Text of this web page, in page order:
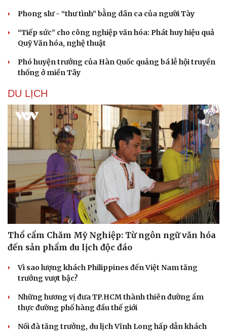
Phong slư - “thư tình” bằng dân ca của người Tày
“Tiếp sức” cho công nghiệp văn hóa: Phát huy hiệu quả
Quỹ Văn hóa, nghệ thuật
Phó huyện trưởng của Hàn Quốc quảng bá lễ hội truyền
thống ở miền Tây
DU LỊCH
Thổ cẩm Chăm Mỹ Nghiệp: Từ ngôn ngữ văn hóa
đến sản phẩm du lịch độc đáo
Vì sao lượng khách Philippines đến Việt Nam tăng
trưởng vượt bậc?
Những hương vị đưa TP.HCM thành thiên đường ẩm
thực đường phố hàng đầu thế giới
Nối đà tăng trưởng, du lịch Vĩnh Long hấp dẫn khách